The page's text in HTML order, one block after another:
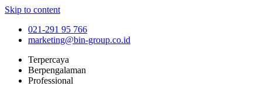
Skip to content
021-291 95 766
marketing@bin-group.co.id
Terpercaya
Berpengalaman
Professional